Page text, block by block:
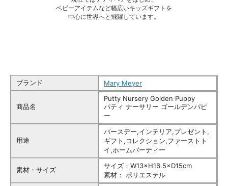
ベビーアイテムなど幅広いキッズギフトを
中心に世界へと飛躍しています。
ブランド Mary Meyer
商品名
Putty Nursery Golden Puppy
パティ ナーサリー ゴールデンパピ
ー
用途
バースデー,インテリア,プレゼント,
ギフト,コレクション,ファーストト
イ,ホームパーティー
素材・サイズ
サイズ：W13×H16.5×D15cm
素材： ポリエステル